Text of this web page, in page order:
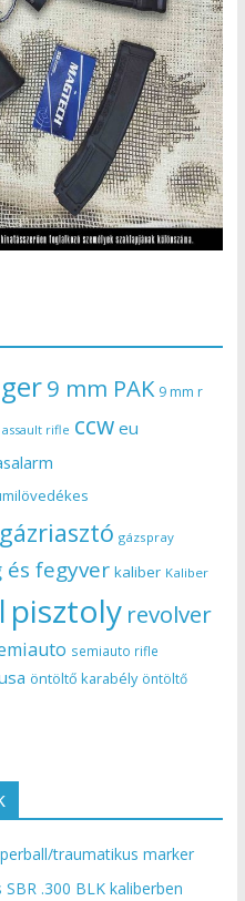
9 mm PAK 9 mm r
assault rifle ccw eu
gázriasztó gázspray
és fegyver kaliber Kaliber
pisztoly revolver
semiauto rifle
öntöltő karabély öntöltő
traumatikus marker
.300 BLK kaliberben